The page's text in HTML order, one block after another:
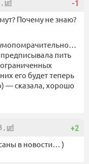
-1
url
Почему не знаю?
предписывала пить
его будет теперь
— сказала, хорошо
+2
, url
в новости… )